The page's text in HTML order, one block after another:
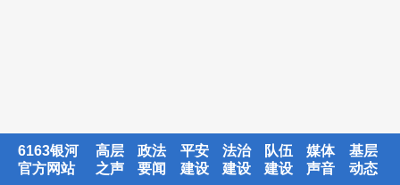
6163银河
官方网站
高层
之声
政法
要闻
平安
建设
法治
建设
队伍
建设
媒体
声音
基层
动态